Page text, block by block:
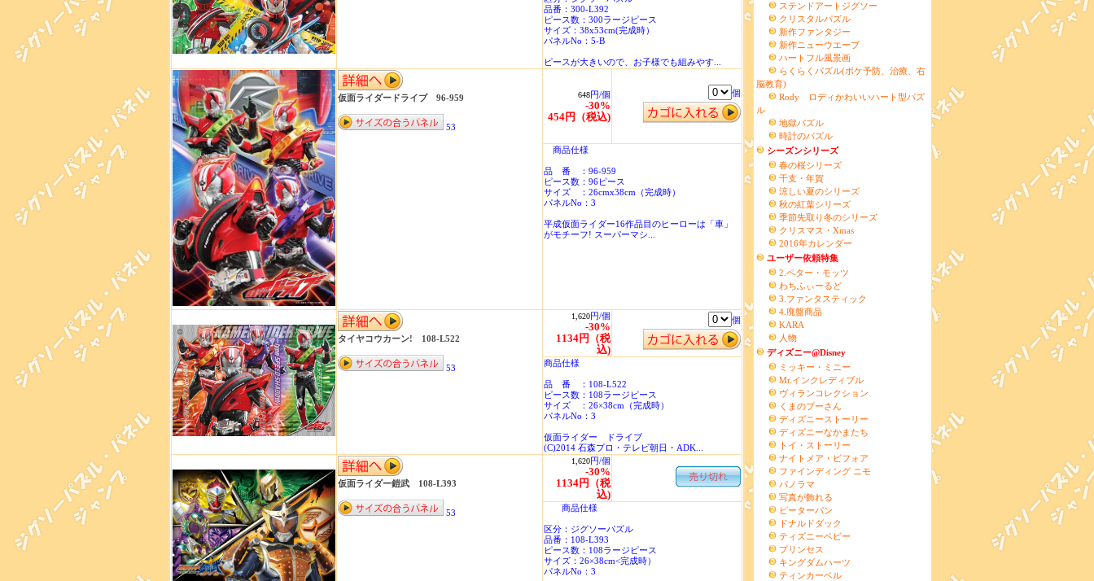
品番：300-L392
ピース数：300ラージピース
サイズ：38x53cm(完成時）
パネルNo：5-B
ピースが大きいので、お子様でも組みやす...
仮面ライダードライブ 96-959
53
648円/個
-30%
454円（税込)
個
商品仕様
品 番 ：96-959
ピース数：96ピース
サイズ ：26cmx38cm（完成時）
パネルNo：3
平成仮面ライダー16作品目のヒーローは「車」
がモチーフ! スーパーマシ...
タイヤコウカーン! 108-L522
53
1,620円/個
-30%
1134円（税
込)
個
商品仕様
品 番 ：108-L522
ピース数：108ラージピース
サイズ ：26×38cm（完成時）
パネルNo：3
仮面ライダー ドライブ
(C)2014 石森プロ・テレビ朝日・ADK...
仮面ライダー鎧武 108-L393
53
1,620円/個
-30%
1134円（税
込)
商品仕様
区分：ジグソーパズル
品番：108-L393
ピース数：108ラージピース
サイズ：26×38cm<完成時）
パネルNo：3
ステンドアートジグソー
クリスタルパズル
新作ファンタジー
新作ニューウエーブ
ハートフル風景画
らくらくパズル(ボケ予防、治療、右
脳教育)
Rody ロディかわいいハート型パズ
ル
地獄パズル
時計のパズル
シーズンシリーズ
春の桜シリーズ
干支・年賀
涼しい夏のシリーズ
秋の紅葉シリーズ
季節先取り冬のシリーズ
クリスマス・Xmas
2016年カレンダー
ユーザー依頼特集
2.ペター・モッツ
わちふぃーるど
3.ファンタスティック
4.廃盤商品
KARA
人物
ディズニー@Disney
ミッキー・ミニー
Mr.インクレディブル
ヴィランコレクション
くまのプーさん
ディズニーストーリー
ディズニーなかまたち
トイ・ストーリー
ナイトメア・ビフォア
ファインディング ニモ
パノラマ
写真が飾れる
ピーターパン
ドナルドダック
ティズニーベビー
プリンセス
キングダムハーツ
ティンカーベル